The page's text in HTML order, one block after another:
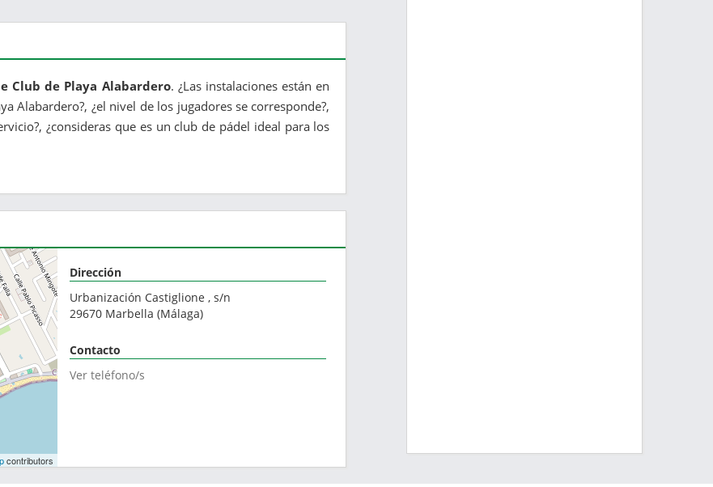
Club de Playa Alabardero. ¿Las instalaciones están en
Alabardero?, ¿el nivel de los jugadores se corresponde?,
¿consideras que es un club de pádel ideal para los
contributors
Dirección
Urbanización Castiglione , s/n
29670 Marbella (Málaga)
Contacto
Ver teléfono/s